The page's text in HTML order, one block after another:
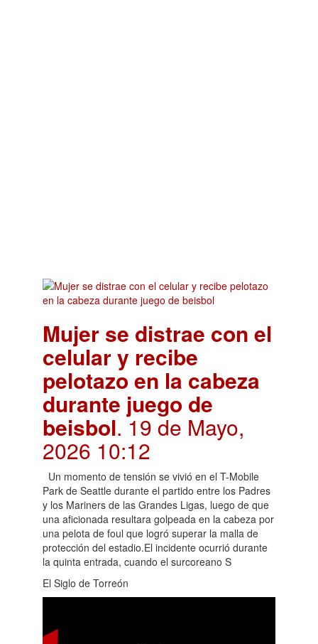
Mujer se distrae con el
celular y recibe
pelotazo en la cabeza
durante juego de
beisbol. 19 de Mayo,
2026 10:12
Un momento de tensión se vivió en el T-Mobile
Park de Seattle durante el partido entre los Padres
y los Mariners de las Grandes Ligas, luego de que
una aficionada resultara golpeada en la cabeza por
una pelota de foul que logró superar la malla de
protección del estadio.El incidente ocurrió durante
la quinta entrada, cuando el surcoreano S
El Siglo de Torreón